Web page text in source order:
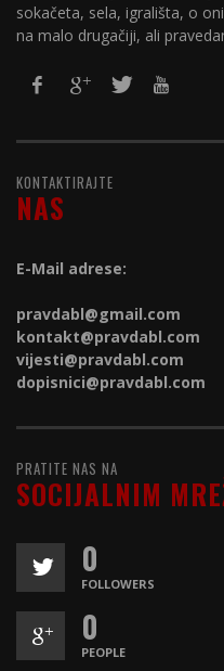
sokačeta, sela, igrališta, o
na malo drugačiji, ali
KONTAKTIRAJTE
NAS
E-Mail adrese:
pravdabl@gmail.com
kontakt@pravdabl.com
vijesti@pravdabl.com
dopisnici@pravdabl.com
PRATITE NAS NA
SOCIJALNIM
0
FOLLOWERS
0
PEOPLE